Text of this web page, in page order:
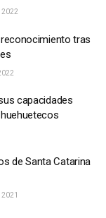
2022
tras
capacidades
de Santa Catarina
2021